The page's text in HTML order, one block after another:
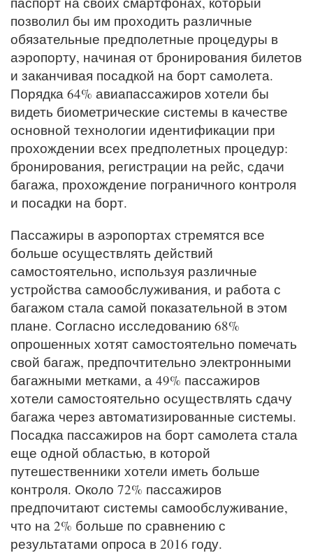
позволил бы им проходить различные
обязательные предполетные процедуры в
аэропорту, начиная от бронирования билетов
и заканчивая посадкой на борт самолета.
Порядка 64% авиапассажиров хотели бы
видеть биометрические системы в качестве
основной технологии идентификации при
прохождении всех предполетных процедур:
бронирования, регистрации на рейс, сдачи
багажа, прохождение пограничного контроля
и посадки на борт.
Пассажиры в аэропортах стремятся все
больше осуществлять действий
самостоятельно, используя различные
устройства самообслуживания, и работа с
багажом стала самой показательной в этом
плане. Согласно исследованию 68%
опрошенных хотят самостоятельно помечать
свой багаж, предпочтительно электронными
багажными метками, а 49% пассажиров
хотели самостоятельно осуществлять сдачу
багажа через автоматизированные системы.
Посадка пассажиров на борт самолета стала
еще одной областью, в которой
путешественники хотели иметь больше
контроля. Около 72% пассажиров
предпочитают системы самообслуживание,
что на 2% больше по сравнению с
результатами опроса в 2016 году.